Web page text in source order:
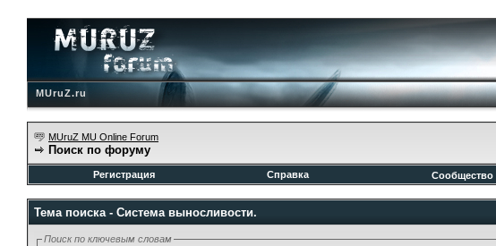
MUruZ.ru
MUruZ MU Online Forum
Поиск по форуму
Регистрация
Справка Сообщество
Тема поиска - Система выносливости.
Поиск по ключевым словам